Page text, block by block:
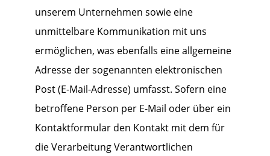
unserem Unternehmen sowie eine
unmittelbare Kommunikation mit uns
ermöglichen, was ebenfalls eine allgemeine
Adresse der sogenannten elektronischen
Post (E-Mail-Adresse) umfasst. Sofern eine
betroffene Person per E-Mail oder über ein
Kontaktformular den Kontakt mit dem für
die Verarbeitung Verantwortlichen